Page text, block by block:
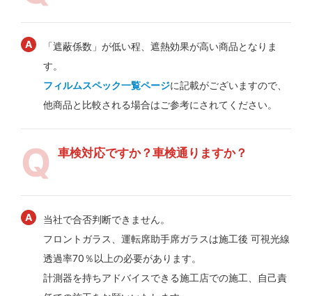
「遮蔽係数」が低い程、遮熱効果が高い商品となりま
す。
フィルムスペック一覧ページに記載がございますので、
他商品と比較される場合はご参考にされてください。
車検対応ですか？車検通りますか？
当社で合否判断できません。
フロントガラス、運転席助手席ガラスは施工後 可視光線
透過率70％以上の必要があります。
計測器を持ちアドバイスできる施工店での施工、自己責